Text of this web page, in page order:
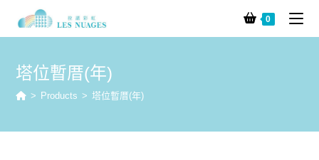
0
塔位暫厝(年)
> Products > 塔位暫厝(年)